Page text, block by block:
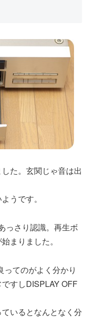
た。玄関じゃ音は出
うです。
っさり認識。再生ボ
まりました。
ってのがよく分かり
すしDISPLAY OFF
いるとなんとなく分